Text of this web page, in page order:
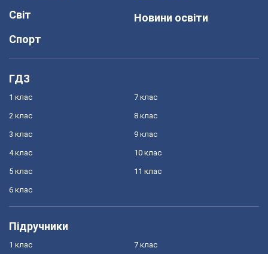
Світ
Спорт
Новини освіти
ГДЗ
1 клас
2 клас
3 клас
4 клас
5 клас
6 клас
7 клас
8 клас
9 клас
10 клас
11 клас
Підручники
1 клас 7 клас